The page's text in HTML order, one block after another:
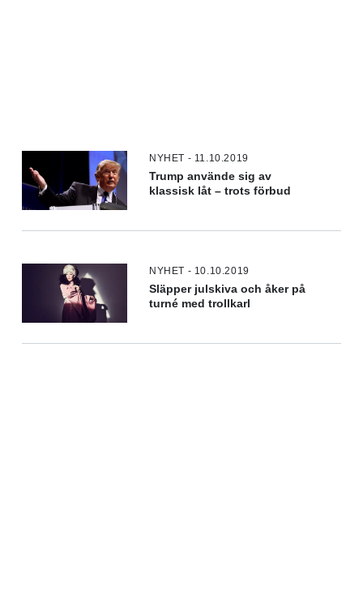
NYHET - 11.10.2019
Trump använde sig av
klassisk låt – trots förbud
NYHET - 10.10.2019
Släpper julskiva och åker på
turné med trollkarl